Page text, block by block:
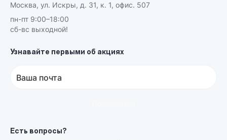
Москва, ул. Искры, д. 31, к. 1, офис. 507
пн-пт 9:00–18:00
сб-вс выходной!
Узнавайте первыми об акциях
Ваша почта
Есть вопросы?